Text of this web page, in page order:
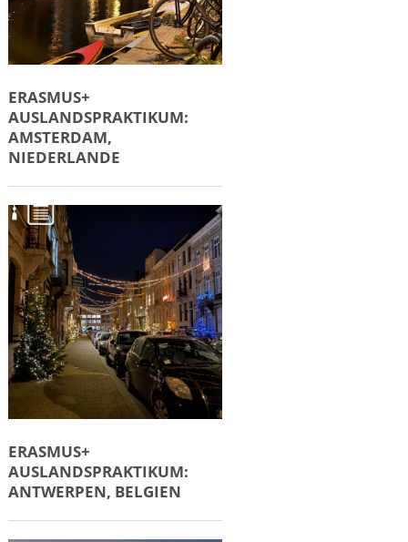
ERASMUS+
AUSLANDSPRAKTIKUM:
AMSTERDAM,
NIEDERLANDE
ERASMUS+
AUSLANDSPRAKTIKUM:
ANTWERPEN, BELGIEN